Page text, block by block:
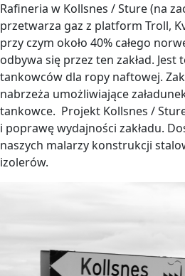
Rafineria w Kollsnes / Sture (na
przetwarza gaz z platform Troll,
przy czym około 40% całego
odbywa się przez ten zakład. Jest
tankowców dla ropy naftowej.
nabrzeża umożliwiające
tankowce. Projekt Kollsnes /
i poprawę wydajności zakładu.
naszych malarzy konstrukcji
izolerów.